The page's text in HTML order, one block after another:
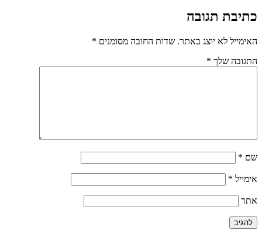
כתיבת תגובה
האימייל לא יוצג באתר. שדות החובה מסומנים *
התגובה שלך *
שם *
אימייל *
אתר